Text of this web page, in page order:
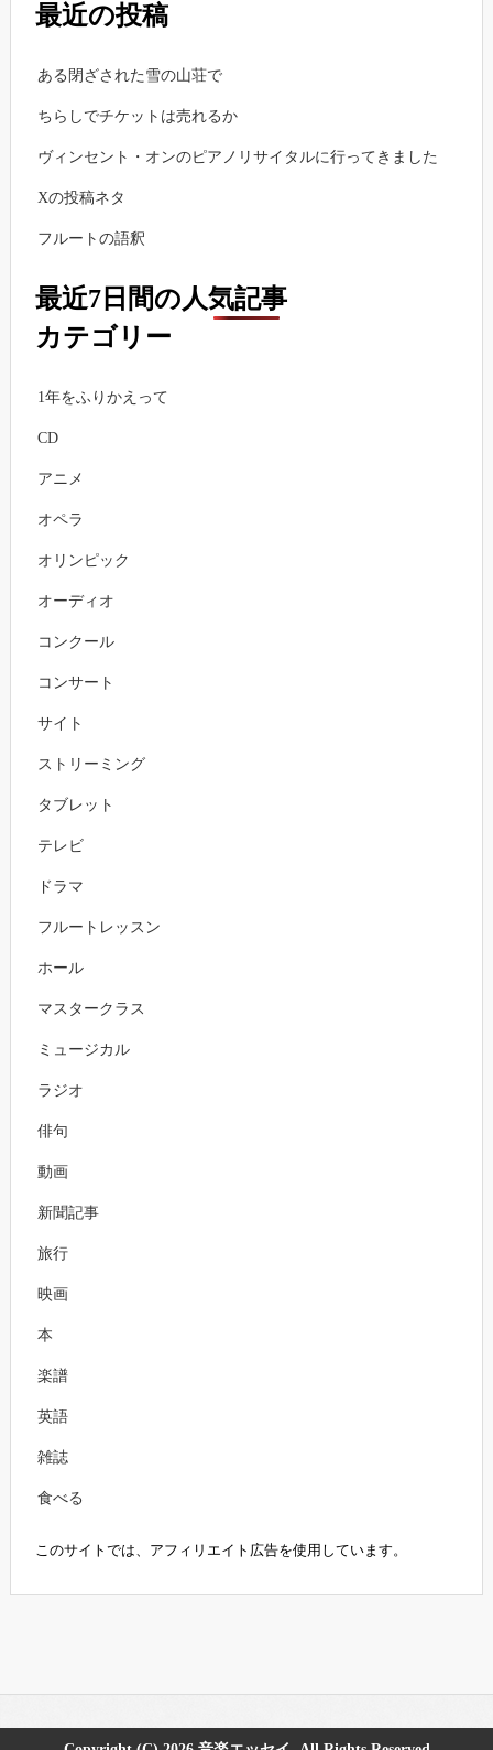
最近の投稿
ある閉ざされた雪の山荘で
ちらしでチケットは売れるか
ヴィンセント・オンのピアノリサイタルに行ってきました
Xの投稿ネタ
フルートの語釈
最近7日間の人気記事
カテゴリー
1年をふりかえって
CD
アニメ
オペラ
オリンピック
オーディオ
コンクール
コンサート
サイト
ストリーミング
タブレット
テレビ
ドラマ
フルートレッスン
ホール
マスタークラス
ミュージカル
ラジオ
俳句
動画
新聞記事
旅行
映画
本
楽譜
英語
雑誌
食べる
このサイトでは、アフィリエイト広告を使用しています。